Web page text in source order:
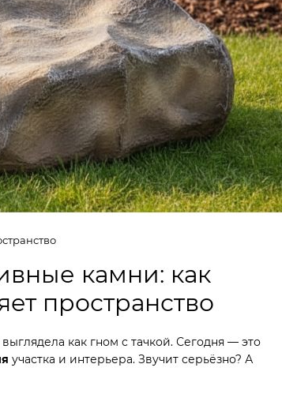
камни: как
пространство
как гном с тачкой. Сегодня — это
участка и интерьера. Звучит серьёзно? А